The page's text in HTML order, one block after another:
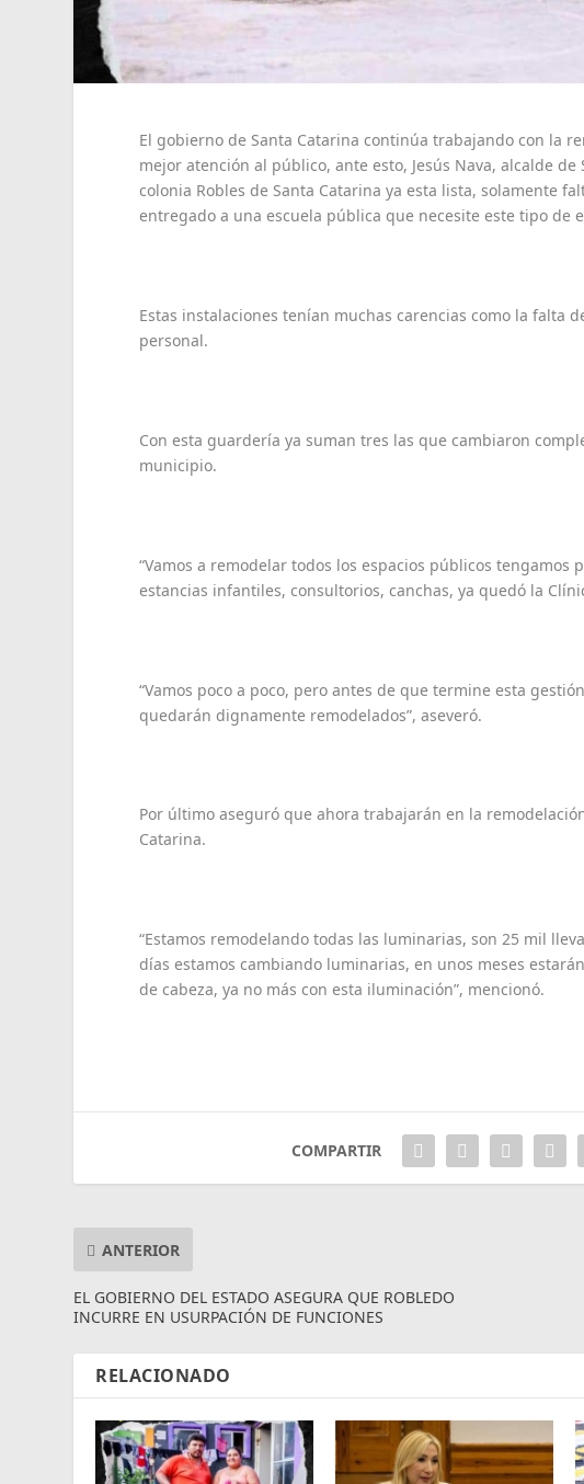
El gobierno de Santa Catarina continúa trabajando con la
mejor atención al público, ante esto, Jesús Nava, alcalde
colonia Robles de Santa Catarina ya esta lista, solamente
entregado a una escuela pública que necesite este tipo de
Estas instalaciones tenían muchas carencias como la falta
personal.
Con esta guardería ya suman tres las que cambiaron
municipio.
“Vamos a remodelar todos los espacios públicos
estancias infantiles, consultorios, canchas, ya quedó la
“Vamos poco a poco, pero antes de que termine esta
quedarán dignamente remodelados”, aseveró.
Por último aseguró que ahora trabajarán en la
Catarina.
“Estamos remodelando todas las luminarias, son 25 mil
días estamos cambiando luminarias, en unos meses
de cabeza, ya no más con esta iluminación”, mencionó.
COMPARTIR
ANTERIOR
EL GOBIERNO DEL ESTADO ASEGURA QUE ROBLEDO
INCURRE EN USURPACIÓN DE FUNCIONES
RELACIONADO